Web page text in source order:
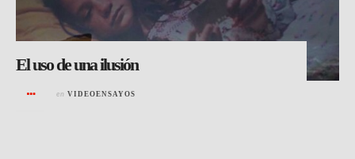
El uso de una ilusión
en VIDEOENSAYOS